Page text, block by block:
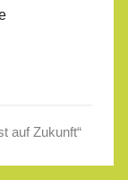
auf Zukunft“